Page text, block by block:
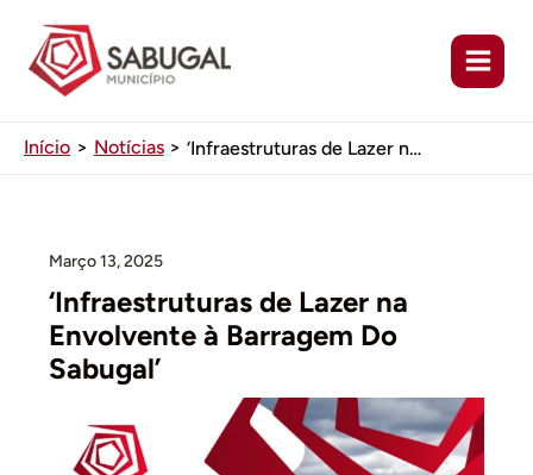
conteúdo
Início Notícias ‘Infraestruturas de Lazer na Envolvente à Barragem Do Sabugal’
Março 13, 2025
‘Infraestruturas de Lazer na
Envolvente à Barragem Do
Sabugal’